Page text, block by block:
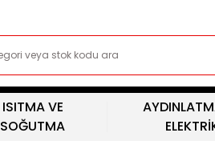
ISITMA VE
SOĞUTMA